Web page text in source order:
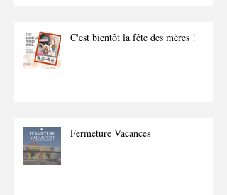
C'est bientôt la fête des mères !
Fermeture Vacances